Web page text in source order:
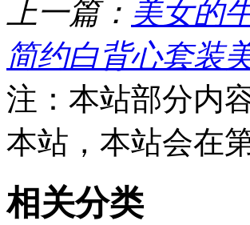
上一篇： 美女的
简约白背心套装
注：本站部分内
本站，本站会在
相关分类